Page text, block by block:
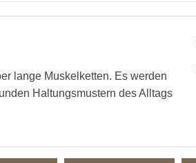
lange Muskelketten. Es werden
Haltungsmustern des Alltags